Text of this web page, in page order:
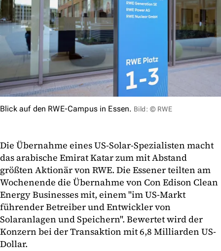
Blick auf den RWE-Campus in Essen. Bild: © RWE
Die Übernahme eines US-Solar-Spezialisten macht
das arabische Emirat Katar zum mit Abstand
größten Aktionär von RWE. Die Essener teilten am
Wochenende die Übernahme von Con Edison Clean
Energy Businesses mit, einem "im US-Markt
führender Betreiber und Entwickler von
Solaranlagen und Speichern". Bewertet wird der
Konzern bei der Transaktion mit 6,8 Milliarden US-
Dollar.